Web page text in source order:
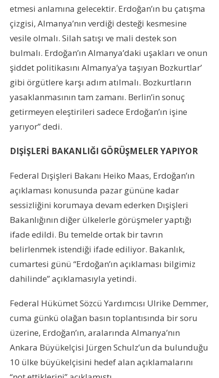
etmesi anlamına gelecektir. Erdoğan’ın bu çatışma
çizgisi, Almanya’nın verdiği desteği kesmesine
vesile olmalı. Silah satışı ve mali destek son
bulmalı. Erdoğan’ın Almanya’daki uşakları ve onun
şiddet politikasını Almanya’ya taşıyan Bozkurtlar’
gibi örgütlere karşı adım atılmalı. Bozkurtların
yasaklanmasının tam zamanı. Berlin’in sonuç
getirmeyen eleştirileri sadece Erdoğan’ın işine
yarıyor” dedi.
DIŞİŞLERİ BAKANLIĞI GÖRÜŞMELER YAPIYOR
Federal Dışişleri Bakanı Heiko Maas, Erdoğan’ın
açıklaması konusunda pazar gününe kadar
sessizliğini korumaya devam ederken Dışişleri
Bakanlığının diğer ülkelerle görüşmeler yaptığı
ifade edildi. Bu temelde ortak bir tavrın
belirlenmek istendiği ifade ediliyor. Bakanlık,
cumartesi günü “Erdoğan’ın açıklaması bilgimiz
dahilinde” açıklamasıyla yetindi.
Federal Hükümet Sözcü Yardımcısı Ulrike Demmer,
cuma günkü olağan basın toplantısında bir soru
üzerine, Erdoğan’ın, aralarında Almanya’nın
Ankara Büyükelçisi Jürgen Schulz’un da bulunduğu
10 ülke büyükelçisini hedef alan açıklamalarını